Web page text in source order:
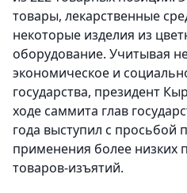
товары, лекарственные
некоторые изделия из
оборудование. Учитывая
экономическое и
государства, президент
ходе саммита глав
года выступил с просьбой
применения более
товаров-изъятий.